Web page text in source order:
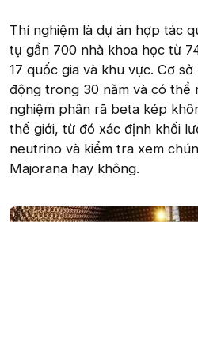
Thí nghiệm là dự án hợp tác
tụ gần 700 nhà khoa học từ
17 quốc gia và khu vực. Cơ
động trong 30 năm và có thể
nghiệm phân rã beta kép
thế giới, từ đó xác định khối
neutrino và kiểm tra xem
Majorana hay không.